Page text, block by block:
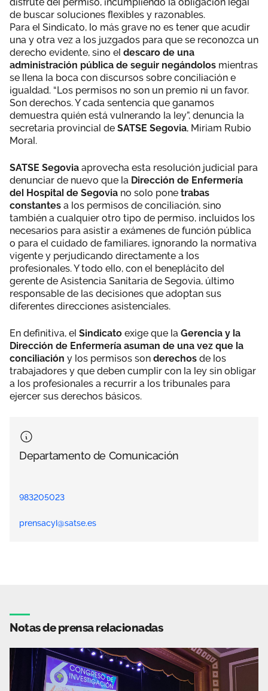
de buscar soluciones flexibles y razonables.
Para el Sindicato, lo más grave no es tener que acudir
una y otra vez a los juzgados para que se reconozca un
derecho evidente, sino el descaro de una
administración pública de seguir negándolos mientras
se llena la boca con discursos sobre conciliación e
igualdad. “Los permisos no son un premio ni un favor.
Son derechos. Y cada sentencia que ganamos
demuestra quién está vulnerando la ley”, denuncia la
secretaria provincial de SATSE Segovia, Miriam Rubio
Moral.
SATSE Segovia aprovecha esta resolución judicial para
denunciar de nuevo que la Dirección de Enfermería
del Hospital de Segovia no solo pone trabas
constantes a los permisos de conciliación, sino
también a cualquier otro tipo de permiso, incluidos los
necesarios para asistir a exámenes de función pública
o para el cuidado de familiares, ignorando la normativa
vigente y perjudicando directamente a los
profesionales. Y todo ello, con el beneplácito del
gerente de Asistencia Sanitaria de Segovia, último
responsable de las decisiones que adoptan sus
diferentes direcciones asistenciales.
En definitiva, el Sindicato exige que la Gerencia y la
Dirección de Enfermería asuman de una vez que la
conciliación y los permisos son derechos de los
trabajadores y que deben cumplir con la ley sin obligar
a los profesionales a recurrir a los tribunales para
ejercer sus derechos básicos.
Departamento de Comunicación
983205023
prensacyl@satse.es
Notas de prensa relacionadas